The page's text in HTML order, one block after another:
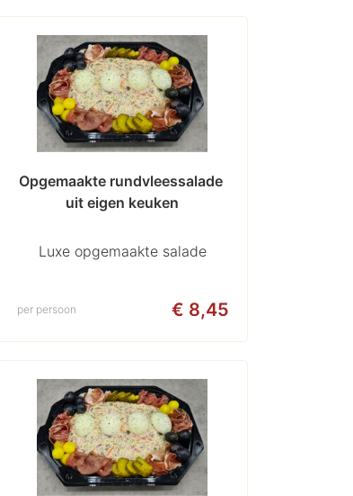
Opgemaakte rundvleessalade
uit eigen keuken
Luxe opgemaakte salade
€ 8,45
per persoon